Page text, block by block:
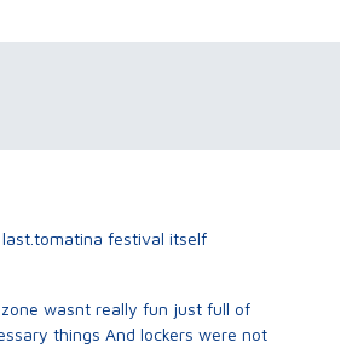
last.tomatina festival itself
zone wasnt really fun just full of
things And lockers were not